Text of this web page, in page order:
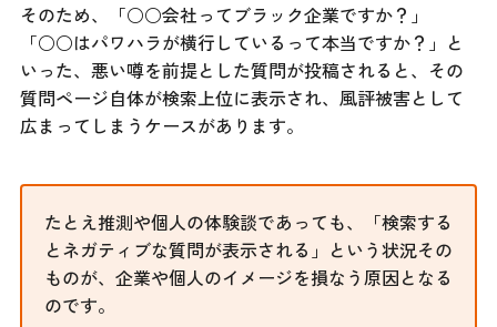
そのため、「○○会社ってブラック企業ですか？」
「○○はパワハラが横行しているって本当ですか？」と
いった、悪い噂を前提とした質問が投稿されると、その
質問ページ自体が検索上位に表示され、風評被害として
広まってしまうケースがあります。
たとえ推測や個人の体験談であっても、「検索する
とネガティブな質問が表示される」という状況その
ものが、企業や個人のイメージを損なう原因となる
のです。